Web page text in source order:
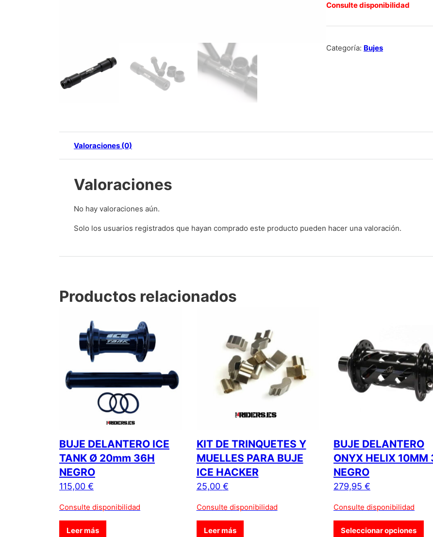
Consulte disponibilidad
Categoría: Bujes
Valoraciones (0)
Valoraciones
No hay valoraciones aún.
Solo los usuarios registrados que hayan comprado este producto pueden hacer una valoración.
Productos relacionados
BUJE DELANTERO ICE
TANK Ø 20mm 36H
NEGRO
115,00 €
Consulte disponibilidad
Leer más
KIT DE TRINQUETES Y
MUELLES PARA BUJE
ICE HACKER
25,00 €
Consulte disponibilidad
Leer más
BUJE DELANTERO
ONYX HELIX 10MM
NEGRO
279,95 €
Consulte disponibilidad
Seleccionar opciones